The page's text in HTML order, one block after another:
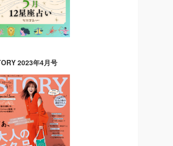
2023年4月号